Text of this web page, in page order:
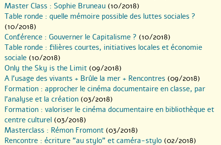
Master Class : Sophie Bruneau (10/2018)
Table ronde : quelle mémoire possible des luttes sociales ?
(10/2018)
Conférence : Gouverner le Capitalisme ? (10/2018)
Table ronde : filières courtes, initiatives locales et économie
sociale (10/2018)
Only the Sky is the Limit (09/2018)
A l’usage des vivants + Brûle la mer + Rencontres (09/2018)
Formation : approcher le cinéma documentaire en classe, par
l’analyse et la création (03/2018)
Formation : valoriser le cinéma documentaire en bibliothèque et
centre culturel (03/2018)
Masterclass : Rémon Fromont (03/2018)
Rencontre : écriture "au stylo" et caméra-stylo (02/2018)